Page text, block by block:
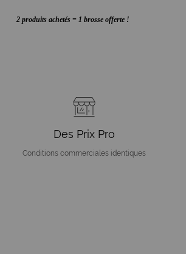
2 produits achetés = 1 brosse offerte !
Des Prix Pro
Conditions commerciales identiques